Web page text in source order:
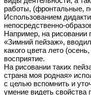
работы, (фронтальные,
Использованием
непосредственно-
Например, на рисовании
«Зимний пейзаж»,
какого цвета лето
восприятие.
На рисовании таких
страна моя родная»
с целью вспомнить и
умение видеть свойства